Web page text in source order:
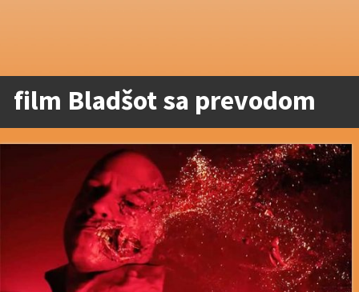
film Bladšot sa prevodom